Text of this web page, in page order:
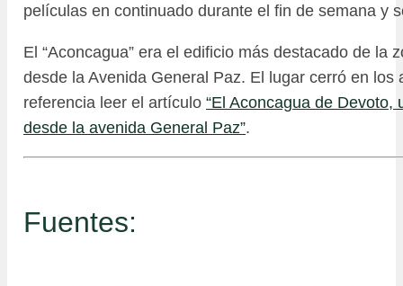
películas en continuado durante el fin de semana y
El “Aconcagua” era el edificio más destacado de la
desde la Avenida General Paz. El lugar cerró en los
referencia leer el artículo “El Aconcagua de Devoto,
desde la avenida General Paz”.
Fuentes: